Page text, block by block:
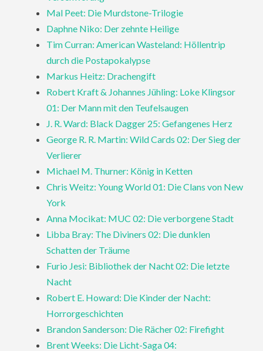
Mal Peet: Die Murdstone-Trilogie
Daphne Niko: Der zehnte Heilige
Tim Curran: American Wasteland: Höllentrip
durch die Postapokalypse
Markus Heitz: Drachengift
Robert Kraft & Johannes Jühling: Loke Klingsor
01: Der Mann mit den Teufelsaugen
J. R. Ward: Black Dagger 25: Gefangenes Herz
George R. R. Martin: Wild Cards 02: Der Sieg der
Verlierer
Michael M. Thurner: König in Ketten
Chris Weitz: Young World 01: Die Clans von New
York
Anna Mocikat: MUC 02: Die verborgene Stadt
Libba Bray: The Diviners 02: Die dunklen
Schatten der Träume
Furio Jesi: Bibliothek der Nacht 02: Die letzte
Nacht
Robert E. Howard: Die Kinder der Nacht:
Horrorgeschichten
Brandon Sanderson: Die Rächer 02: Firefight
Brent Weeks: Die Licht-Saga 04: